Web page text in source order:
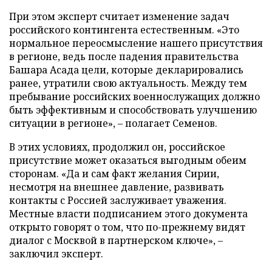
При этом эксперт считает изменение задач
российского контингента естественным. «Это
нормальное переосмысление нашего присутствия
в регионе, ведь после падения правительства
Башара Асада цели, которые декларировались
ранее, утратили свою актуальность. Между тем
пребывание российских военнослужащих должно
быть эффективным и способствовать улучшению
ситуации в регионе», – полагает Семенов.
В этих условиях, продолжил он, российское
присутствие может оказаться выгодным обеим
сторонам. «Да и сам факт желания Сирии,
несмотря на внешнее давление, развивать
контакты с Россией заслуживает уважения.
Местные власти подписанием этого документа
открыто говорят о том, что по-прежнему видят
диалог с Москвой в партнерском ключе», –
заключил эксперт.